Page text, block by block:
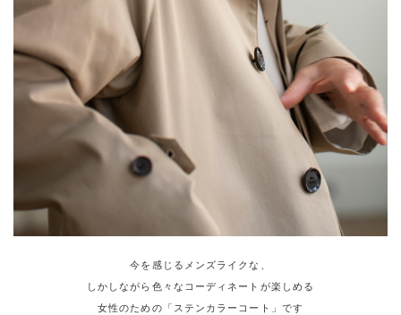
今を感じるメンズライクな、
しかしながら色々なコーディネートが楽しめる
女性のための「ステンカラーコート」です